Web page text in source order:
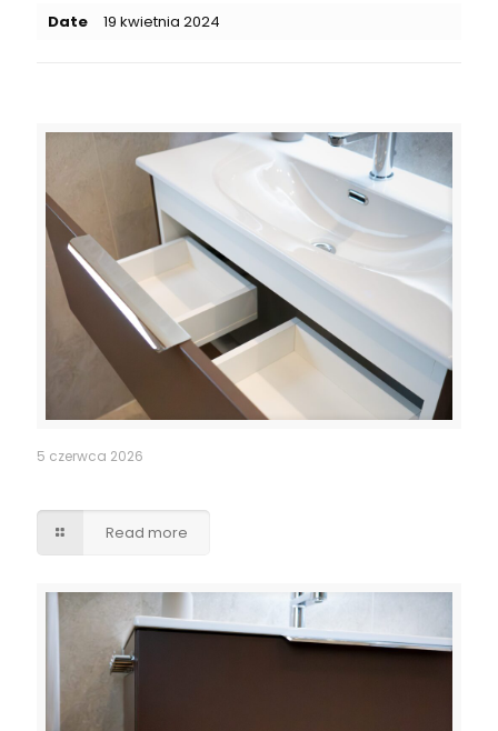
Date 19 kwietnia 2024
5 czerwca 2026
Read more